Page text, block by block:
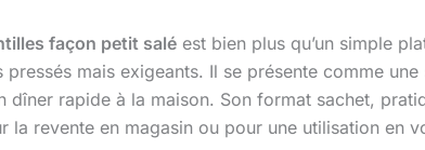
façon petit salé est bien plus qu’un simple
pressés mais exigeants. Il se présente comme
dîner rapide à la maison. Son format sachet,
la revente en magasin ou pour une utilisation en